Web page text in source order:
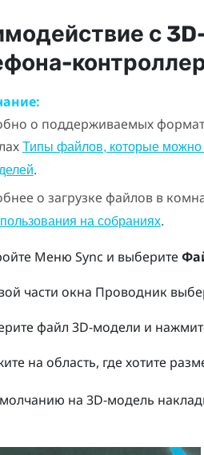
с
о поддерживаемых
Типы файлов, которые можно
.
о загрузке файлов в
на собраниях.
Меню Sync и выберите
части окна Проводник
файл 3D-модели и
на область, где хотите
на 3D-модель